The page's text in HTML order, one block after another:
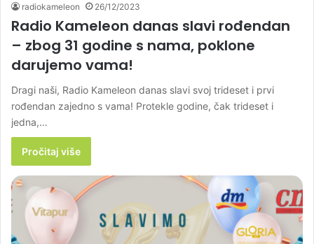
radiokameleon 26/12/2023
Radio Kameleon danas slavi rođendan
– zbog 31 godine s nama, poklone
darujemo vama!
Dragi naši, Radio Kameleon danas slavi svoj trideset i prvi
rođendan zajedno s vama! Protekle godine, čak trideset i
jedna,…
Pročitaj više